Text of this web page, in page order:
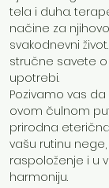
tela i duha.
načine za
svakodnevni
stručne savete
upotrebi.
Pozivamo vas
ovom čulnom
prirodna
vašu rutinu
raspoloženje i u
harmoniju.